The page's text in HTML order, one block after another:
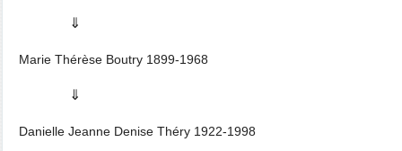
⇓
Marie Thérèse Boutry 1899-1968
⇓
Danielle Jeanne Denise Théry 1922-1998